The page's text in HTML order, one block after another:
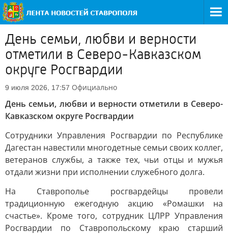
День семьи, любви и верности
отметили в Северо-Кавказском
округе Росгвардии
9 июля 2026, 17:57 Официально
День семьи, любви и верности отметили в Северо-
Кавказском округе Росгвардии
Сотрудники Управления Росгвардии по Республике
Дагестан навестили многодетные семьи своих коллег,
ветеранов службы, а также тех, чьи отцы и мужья
отдали жизни при исполнении служебного долга.
На Ставрополье росгвардейцы провели
традиционную ежегодную акцию «Ромашки на
счастье». Кроме того, сотрудник ЦЛРР Управления
Росгвардии по Ставропольскому краю старший